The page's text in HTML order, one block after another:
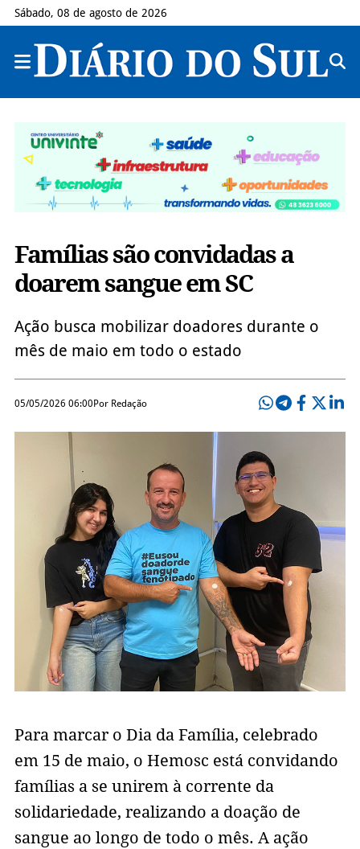
Sábado, 08 de agosto de 2026
Famílias são convidadas a
doarem sangue em SC
Ação busca mobilizar doadores durante o
mês de maio em todo o estado
05/05/2026 06:00Por Redação
Para marcar o Dia da Família, celebrado
em 15 de maio, o Hemosc está convidando
famílias a se unirem à corrente da
solidariedade, realizando a doação de
sangue ao longo de todo o mês. A ação